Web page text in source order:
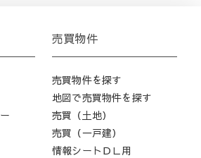
売買物件
売買物件を探す
地図で売買物件を探す
売買（土地）
売買（一戸建）
情報シートＤＬ用